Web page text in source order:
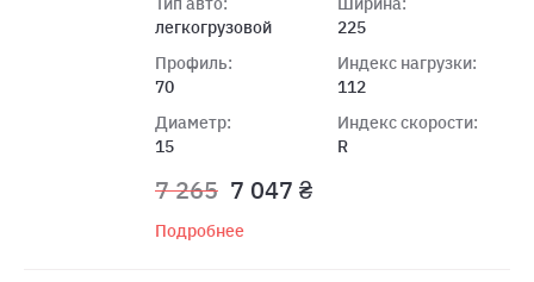
легкогрузовой
Профиль:
70
Диаметр:
15
225
Индекс нагрузки:
112
Индекс скорости:
R
7 265 7 047 ₴
Подробнее